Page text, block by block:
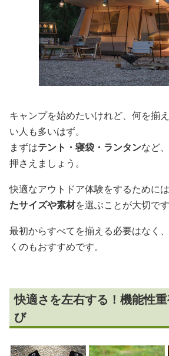
キャンプを始めたいけれど、何を揃
い人も多いはず。
まずはテント・寝袋・ランタンなど
押さえましょう。
快適なアウトドア体験をするためには
たサイズや素材を選ぶことが大切です
最初からすべてを揃える必要はなく
くのもおすすめです。
快適さを左右する！機能性
び